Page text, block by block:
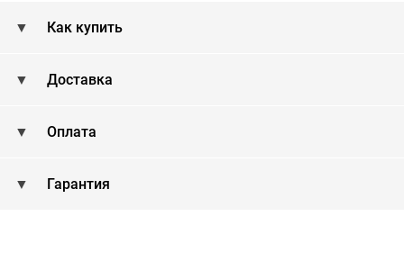
Как купить
Доставка
Оплата
Гарантия